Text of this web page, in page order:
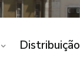
Distribuição